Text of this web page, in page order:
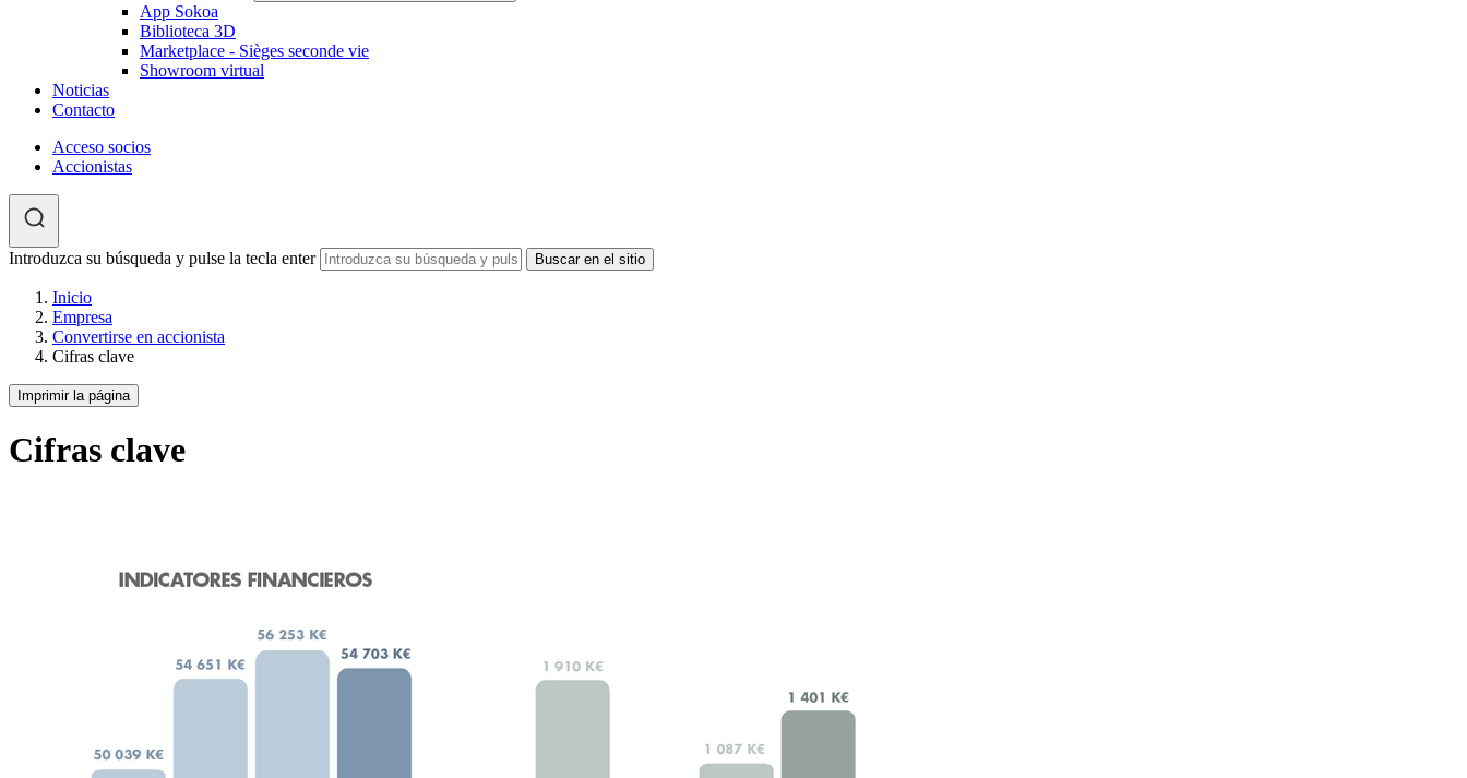
App Sokoa
Biblioteca 3D
Marketplace - Sièges seconde vie
Showroom virtual
Noticias
Contacto
Acceso socios
Accionistas
Introduzca su búsqueda y pulse la tecla enter
Inicio
Empresa
Convertirse en accionista
Cifras clave
Imprimir la página
Cifras clave